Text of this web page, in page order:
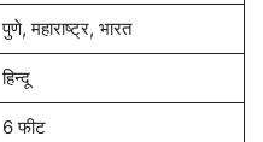
पुणे, महाराष्ट्र, भारत
हिन्दू
6 फीट